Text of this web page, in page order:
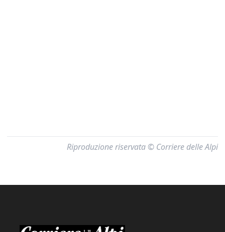
Riproduzione riservata © Corriere delle Alpi